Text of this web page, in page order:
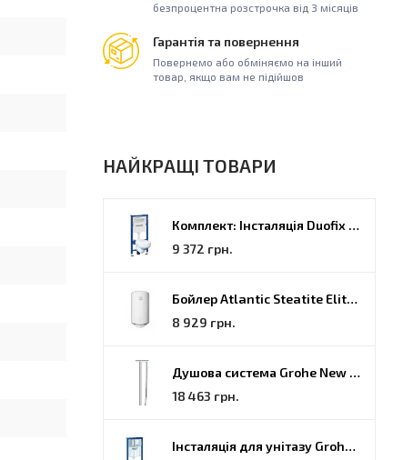
безпроцентна розстрочка від 3 місяців
Гарантія та повернення
Повернемо або обміняємо на інший
товар, якщо вам не підійшов
НАЙКРАЩІ ТОВАРИ
Комплект: Інсталяція Duofix PRO 20 + унітаз Kolo Idol (118.315.21.2)
9 372 грн.
Бойлер Atlantic Steatite Elite VM 080 D400 2 BC, 80 (851188)
8 929 грн.
Душова система Grohe New Tempesta Cosmopolitan (27922000)
18 463 грн.
Інсталяція для унітазу Grohe Rapid SL (38772001)